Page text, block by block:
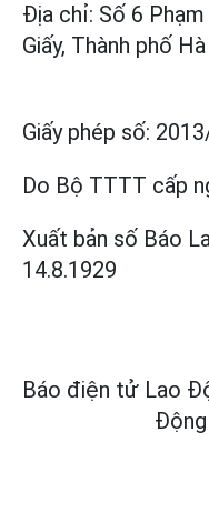
Địa chỉ: Số 6
Giấy, Thành phố
Giấy phép số:
Do Bộ TTTT cấp
Xuất bản số Báo
14.8.1929
Báo điện tử Lao